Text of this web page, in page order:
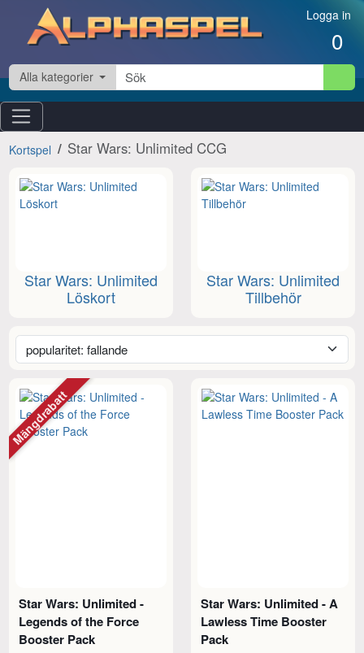
Hoppa till innehåll Logga in
0
Alla kategorier
Kortspel Star Wars: Unlimited CCG
Star Wars: Unlimited
Löskort
Star Wars: Unlimited
Tillbehör
Star Wars: Unlimited -
Legends of the Force
Booster Pack
Mängdrabatt
Star Wars: Unlimited - A
Lawless Time Booster
Pack